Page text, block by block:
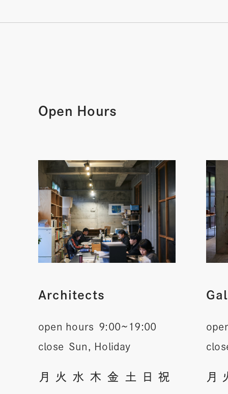
Open Hours
Architects
open hours 9:00~19:00
close Sun, Holiday
月 火 水 木 金 土 日 祝 月